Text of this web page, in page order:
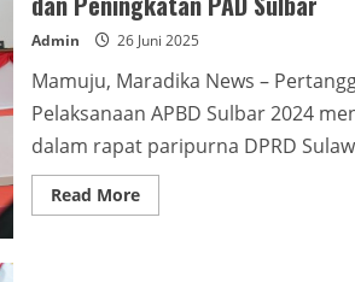
Manajemen
Risiko
SPBE
Admin 26 Juni 2025
Mamuju, Maradika News –
Pelaksanaan APBD Sulbar 2024
dalam rapat paripurna DPRD
Read MoreRead
more